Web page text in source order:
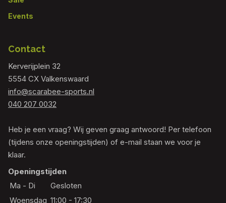
Events
Contact
Kerverijplein 32
5554 CX Valkenswaard
info@scarabee-sports.nl
040 207 0032
Heb je een vraag? Wij geven graag antwoord! Per telefoon
(tijdens onze openingstijden) of e-mail staan we voor je
klaar.
Openingstijden
Ma - Di
Gesloten
Woensdag 11:00 - 17:30